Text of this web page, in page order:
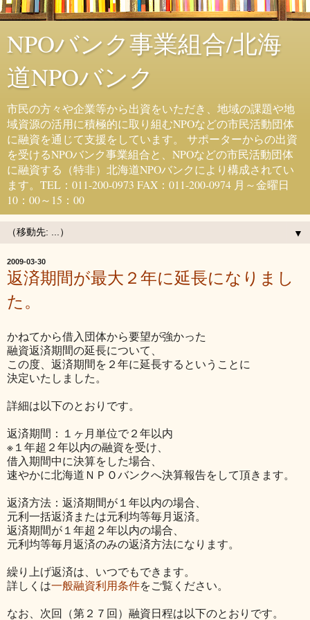
NPOバンク事業組合/北海
道NPOバンク
市民の方々や企業等から出資をいただき、地域の課題や地
域資源の活用に積極的に取り組むNPOなどの市民活動団体
に融資を通じて支援をしています。 サポーターからの出資
を受けるNPOバンク事業組合と、NPOなどの市民活動団体
に融資する（特非）北海道NPOバンクにより構成されてい
ます。TEL：011-200-0973 FAX：011-200-0974 月～金曜日
10：00～15：00
▼
2009-03-30
返済期間が最大２年に延長になりまし
た。
かねてから借入団体から要望が強かった
融資返済期間の延長について、
この度、返済期間を２年に延長するということに
決定いたしました。
詳細は以下のとおりです。
返済期間：１ヶ月単位で２年以内
※１年超２年以内の融資を受け、
借入期間中に決算をした場合、
速やかに北海道ＮＰＯバンクへ決算報告をして頂きます。
返済方法：返済期間が１年以内の場合、
元利一括返済または元利均等毎月返済。
返済期間が１年超２年以内の場合、
元利均等毎月返済のみの返済方法になります。
繰り上げ返済は、いつでもできます。
詳しくは一般融資利用条件をご覧ください。
なお、次回（第２７回）融資日程は以下のとおりです。